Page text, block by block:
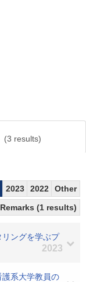
(3 results)
2023 2022
Other
Remarks (1 results)
ングを学ぶプ
2023
系大学教員の